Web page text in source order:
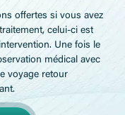
offertes si vous avez
celui-ci est
Une fois le
médical avec
voyage retour